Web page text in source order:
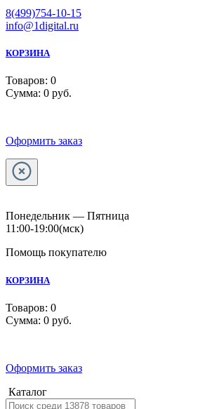
8(499)754-10-15
info@1digital.ru
КОРЗИНА
Товаров: 0
Сумма: 0 руб.
Оформить заказ
Понедельник — Пятница
11:00-19:00(мск)
Помощь покупателю
КОРЗИНА
Товаров: 0
Сумма: 0 руб.
Оформить заказ
Каталог